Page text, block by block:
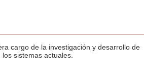
cargo de la investigación y desarrollo de
sistemas actuales.